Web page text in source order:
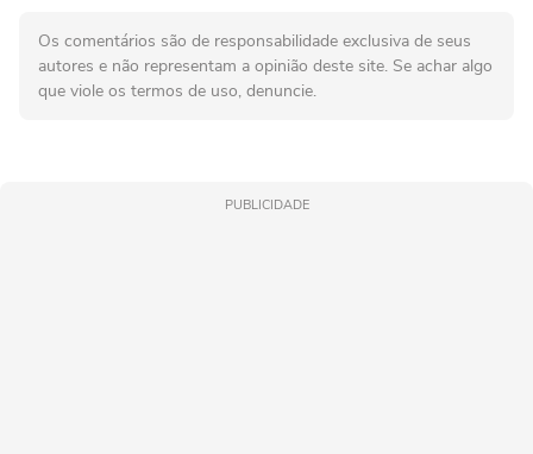
Os comentários são de responsabilidade exclusiva de seus
autores e não representam a opinião deste site. Se achar algo
que viole os termos de uso, denuncie.
PUBLICIDADE